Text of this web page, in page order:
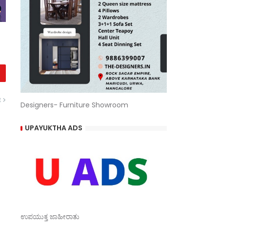
Designers- Furniture Showroom
UPAYUKTHA ADS
ಉಪಯುಕ್ತ ಜಾಹೀರಾತು